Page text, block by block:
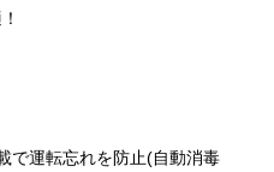
で運転忘れを防止(自動消毒